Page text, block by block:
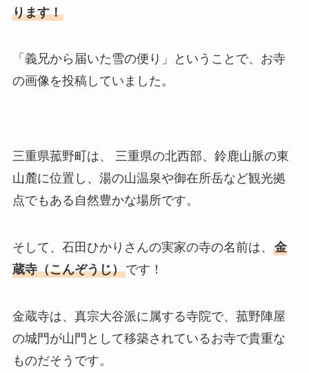
ります！
「義兄から届いた雪の便り」ということで、お寺
の画像を投稿していました。
三重県菰野町は、 三重県の北西部、鈴鹿山脈の東
山麓に位置し、湯の山温泉や御在所岳など観光拠
点でもある自然豊かな場所です。
そして、石田ひかりさんの実家の寺の名前は、 金
蔵寺（こんぞうじ）です！
金蔵寺は、真宗大谷派に属する寺院で、菰野陣屋
の城門が山門として移築されているお寺で貴重な
ものだそうです。